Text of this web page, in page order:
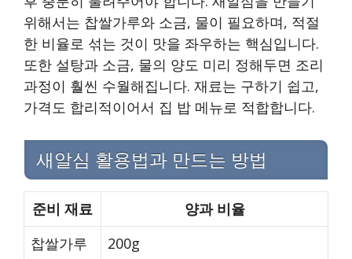
위해서는 찹쌀가루와 소금, 물이 필요하며, 적절
한 비율로 섞는 것이 맛을 좌우하는 핵심입니다.
또한 설탕과 소금, 물의 양도 미리 정해두면 조리
과정이 훨씬 수월해집니다. 재료는 구하기 쉽고,
가격도 합리적이어서 집 밥 메뉴로 적합합니다.
새알심 활용법과 만드는 방법
준비 재료
양과 비율
찹쌀가루
200g